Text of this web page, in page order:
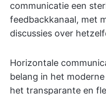
communicatie een
feedbackkanaal, met
discussies over
Horizontale
belang in het
het transparante en